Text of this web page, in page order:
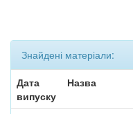
Знайдені матеріали:
Дата
випуску
Назва